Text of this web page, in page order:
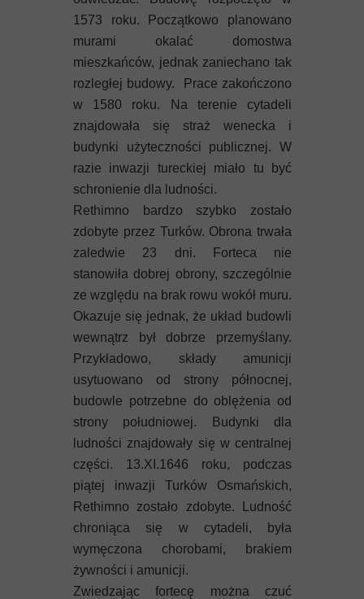
1573 roku. Początkowo planowano
murami okalać domostwa
mieszkańców, jednak zaniechano tak
rozległej budowy. Prace zakończono
w 1580 roku. Na terenie cytadeli
znajdowała się straż wenecka i
budynki użyteczności publicznej. W
razie inwazji tureckiej miało tu być
schronienie dla ludności.
Rethimno bardzo szybko zostało
zdobyte przez Turków. Obrona trwała
zaledwie 23 dni. Forteca nie
stanowiła dobrej obrony, szczególnie
ze względu na brak rowu wokół muru.
Okazuje się jednak, że układ budowli
wewnątrz był dobrze przemyślany.
Przykładowo, składy amunicji
usytuowano od strony północnej,
budowle potrzebne do oblężenia od
strony południowej. Budynki dla
ludności znajdowały się w centralnej
części. 13.XI.1646 roku, podczas
piątej inwazji Turków Osmańskich,
Rethimno zostało zdobyte. Ludność
chroniąca się w cytadeli, była
wymęczona chorobami, brakiem
żywności i amunicji.
Zwiedzając fortecę można czuć